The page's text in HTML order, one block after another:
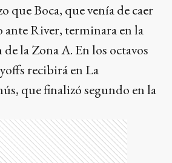
que Boca, que venía de caer
ante River, terminara en la
la Zona A. En los octavos
recibirá en La
que finalizó segundo en la